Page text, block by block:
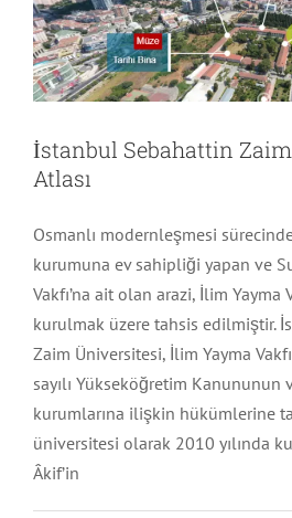
Malatya
Nevşehir
Sivas
Trabzon
İstanbul Sebahattin
Atlası
Osmanlı modernleşmesi
kurumuna ev sahipliği yapan ve
Vakfı’na ait olan arazi, İlim Yayma
kurulmak üzere tahsis edilmiştir.
Zaim Üniversitesi, İlim Yayma
sayılı Yükseköğretim Kanununun
kurumlarına ilişkin hükümlerine
üniversitesi olarak 2010 yılında
Âkif’in